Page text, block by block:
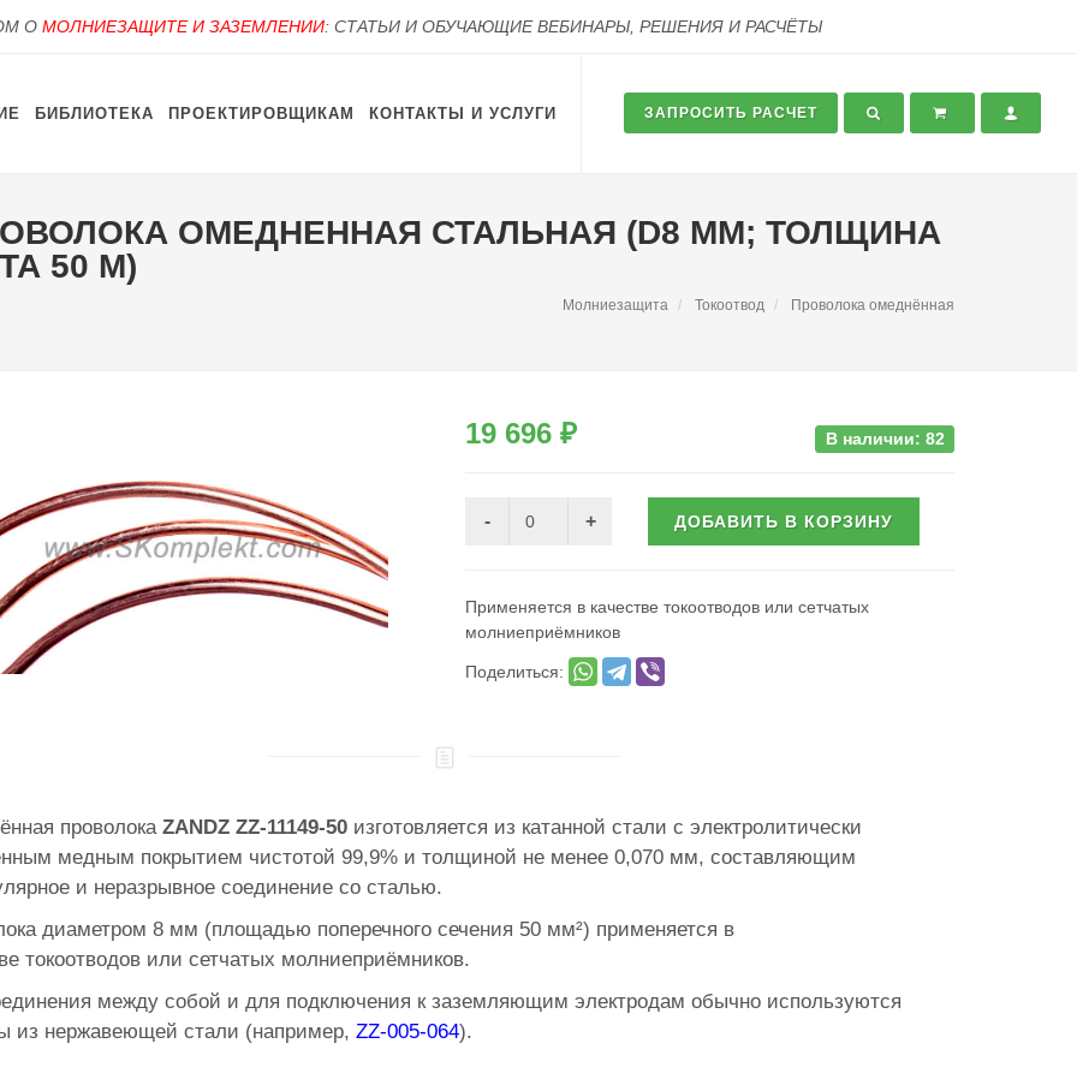
О МОЛНИЕЗАЩИТЕ И ЗАЗЕМЛЕНИИ: СТАТЬИ И ОБУЧАЮЩИЕ ВЕБИНАРЫ, РЕШЕНИЯ И РАСЧЁТЫ
БИБЛИОТЕКА ПРОЕКТИРОВЩИКАМ КОНТАКТЫ И УСЛУГИ ЗАПРОСИТЬ РАСЧЕТ
ОМЕДНЕННАЯ СТАЛЬНАЯ (D8 ММ; ТОЛЩИНА
50 М)
Молниезащита Токоотвод Проволока омеднённая
19 696 ₽ В наличии: 82
ДОБАВИТЬ В КОРЗИНУ
Применяется в качестве токоотводов или сетчатых
молниеприёмников
Поделиться:
проволока ZANDZ ZZ-11149-50изготовляется из катанной стали с электролитически
медным покрытием чистотой 99,9% и толщиной не менее 0,070 мм, составляющим
и неразрывное соединение со сталью.
диаметром 8 мм (площадью поперечного сечения 50 мм²) применяется в
токоотводов или сетчатых молниеприёмников.
между собой и для подключения к заземляющим электродам обычно используются
из нержавеющей стали (например, ZZ-005-064).